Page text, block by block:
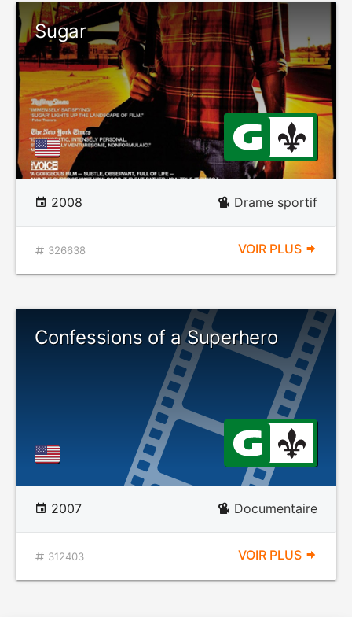
Sugar
2008 Drame sportif
326638 VOIR PLUS
Confessions of a Superhero
2007 Documentaire
312403 VOIR PLUS